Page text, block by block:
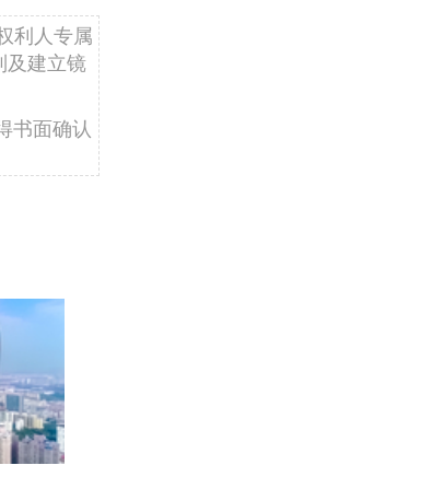
利人专属
及建立镜
书面确认